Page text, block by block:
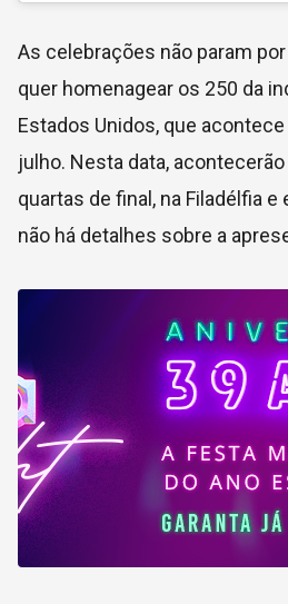
As celebrações não param
quer homenagear os 250 da
Estados Unidos, que
julho. Nesta data,
quartas de final, na Filadélfia
não há detalhes sobre a